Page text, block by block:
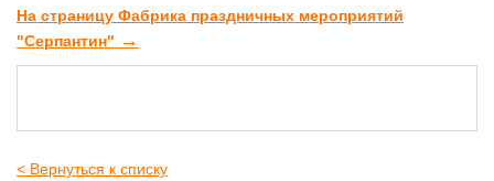
На страницу Фабрика праздничных мероприятий
"Серпантин" →
< Вернуться к списку